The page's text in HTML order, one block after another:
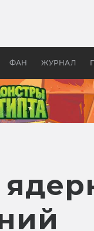
ФАН ЖУРНАЛ
бы